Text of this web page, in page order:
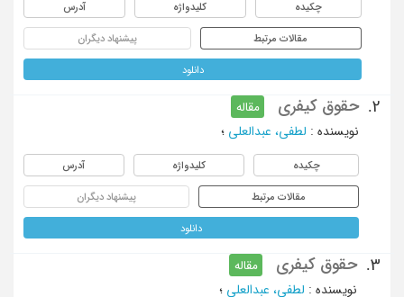
چکیده کلیدواژه آدرس
مقالات مرتبط پیشنهاد دیگران
دانلود
2. حقوق کیفری
مقاله
نویسنده : لطفی، عبدالعلی ؛
چکیده کلیدواژه آدرس
مقالات مرتبط پیشنهاد دیگران
دانلود
3. حقوق کیفری
مقاله
نویسنده : لطفی، عبدالعلی ؛